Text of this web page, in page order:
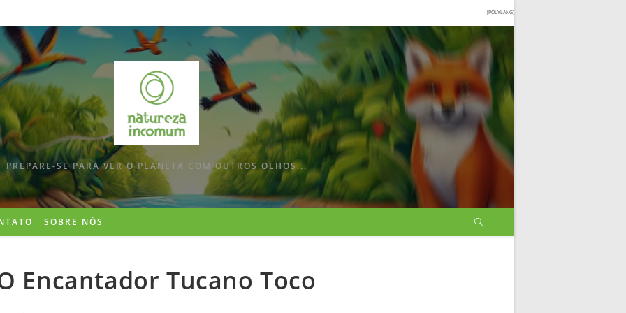
[POLYLANG]
PREPARE-SE PARA VER O PLANETA COM OUTROS OLHOS...
SOBRE NÓS
Encantador Tucano Toco